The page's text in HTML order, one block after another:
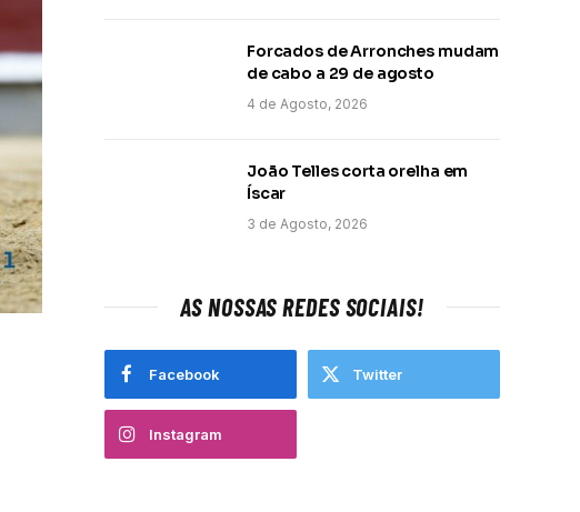
Forcados de Arronches mudam
de cabo a 29 de agosto
4 de Agosto, 2026
João Telles corta orelha em
Íscar
3 de Agosto, 2026
AS NOSSAS REDES SOCIAIS!
Facebook Twitter
Instagram